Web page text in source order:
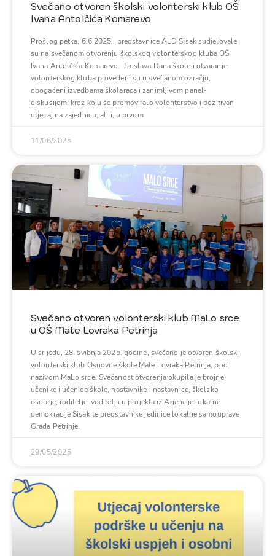
Svečano otvoren školski volonterski klub OŠ
Ivana Antolčića Komarevo
Prošlog petka, 6.6.2025., predstavnice ALD Sisak sudjelovale
su na svečanom otvorenju školskog volonterskog kluba OŠ
Ivana Antolčića Komarevo. Proslava Dana škole i otvaranje
volonterskog kluba provedeni su u svečanom ozračju,
obogaćeni izvedbama školaraca i zanimljivom panel-
diskusijom, kroz koju se promoviralo volonterstvo i pozitivan
utjecaj na zajednicu, ali i, u prvom
11/06/2025
Svečano otvoren volonterski klub MaLo srce
u OŠ Mate Lovraka Petrinja
U srijedu, 28. svibnja 2025. godine, svečano je otvoren školski
volonterski klub Osnovne škole Mate Lovraka Petrinja, pod
nazivom MaLo srce. Svečanost otvorenja okupila je brojne
učenike i učenice škole, nastavnike i nastavnice, školsko
osoblje, roditelje, voditeljicu projekta iz Agencije lokalne
demokracije Sisak te predstavnike jedinice lokalne samouprave
Grada Petrinje.
29/05/2025